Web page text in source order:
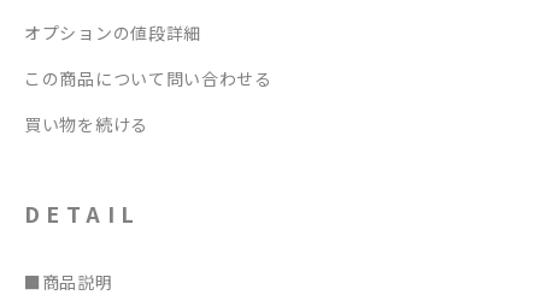
オプションの値段詳細
この商品について問い合わせる
買い物を続ける
DETAIL
■商品説明